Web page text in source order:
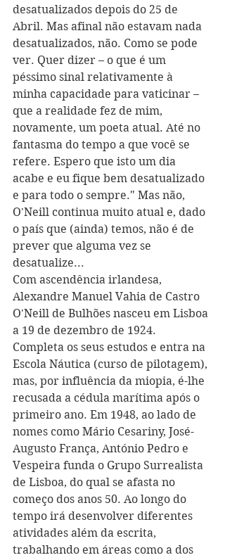
desatualizados depois do 25 de
Abril. Mas afinal não estavam nada
desatualizados, não. Como se pode
ver. Quer dizer – o que é um
péssimo sinal relativamente à
minha capacidade para vaticinar –
que a realidade fez de mim,
novamente, um poeta atual. Até no
fantasma do tempo a que você se
refere. Espero que isto um dia
acabe e eu fique bem desatualizado
e para todo o sempre." Mas não,
O'Neill continua muito atual e, dado
o país que (ainda) temos, não é de
prever que alguma vez se
desatualize...
Com ascendência irlandesa,
Alexandre Manuel Vahia de Castro
O'Neill de Bulhões nasceu em Lisboa
a 19 de dezembro de 1924.
Completa os seus estudos e entra na
Escola Náutica (curso de pilotagem),
mas, por influência da miopia, é-lhe
recusada a cédula marítima após o
primeiro ano. Em 1948, ao lado de
nomes como Mário Cesariny, José-
Augusto França, António Pedro e
Vespeira funda o Grupo Surrealista
de Lisboa, do qual se afasta no
começo dos anos 50. Ao longo do
tempo irá desenvolver diferentes
atividades além da escrita,
trabalhando em áreas como a dos